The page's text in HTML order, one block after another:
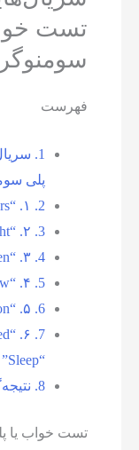
تست
فهرست
1.
پلی
2.
3.
4. ۳. “In the Night Garden”
5.
6.
7.
“Sleep”
8.
تست خواب یا